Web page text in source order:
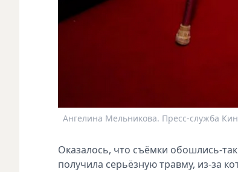
Ангелина Мельникова. Пресс-служба
Оказалось, что съёмки обошлись-
получила серьёзную травму, из-за